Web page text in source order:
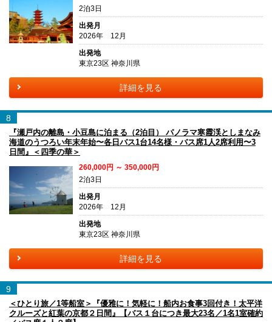
2泊3日
出発月
2026年 12月
出発地
東京23区 神奈川県
詳細を見る
8
『瀬戸内の離島・小豆島に泊まる（2泊目） パノラマ寒霞渓としまなみ
海道のうつろい年末年始〜各日バス1台14名様・バス席1人2席利用〜3
日間』＜四季の華＞
260,000円 ～ 350,000円
2泊3日
出発月
2026年 12月
出発地
東京23区 神奈川県
詳細を見る
9
＜ひとり旅／1等船室＞『優雅に！気軽に！船内お食事3回付き！太平洋
クルーズと紅葉の京都２日間』【バス１台につき最大23名／1名1室確約